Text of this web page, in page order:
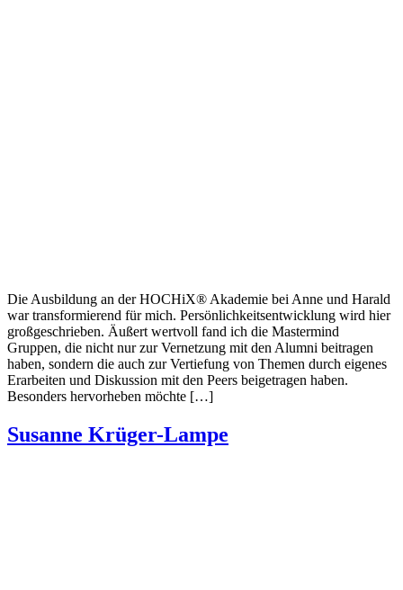
Die Ausbildung an der HOCHiX® Akademie bei Anne und Harald
war transformierend für mich. Persönlichkeitsentwicklung wird hier
großgeschrieben. Äußert wertvoll fand ich die Mastermind
Gruppen, die nicht nur zur Vernetzung mit den Alumni beitragen
haben, sondern die auch zur Vertiefung von Themen durch eigenes
Erarbeiten und Diskussion mit den Peers beigetragen haben.
Besonders hervorheben möchte […]
Susanne Krüger-Lampe